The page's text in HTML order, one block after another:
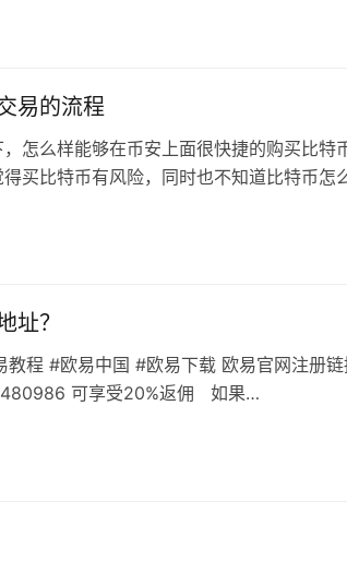
易的流程
怎么样能够在币安上面很快捷的购买比特
买比特币有风险，同时也不知道比特币怎
址？
程 #欧易中国 #欧易下载 欧易官网注册
可享受20%返佣 如果…